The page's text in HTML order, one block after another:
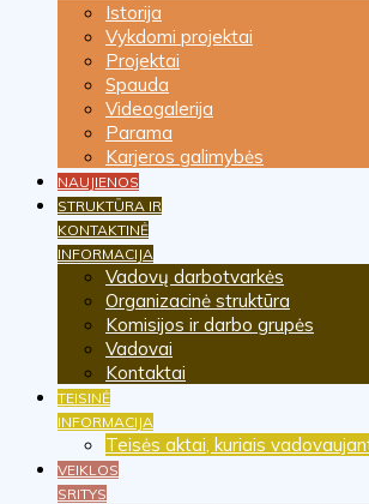
Istorija
Vykdomi projektai
Projektai
Spauda
Videogalerija
Parama
Karjeros galimybės
NAUJIENOS
STRUKTŪRA IR
KONTAKTINĖ
INFORMACIJA
Vadovų darbotvarkės
Organizacinė struktūra
Komisijos ir darbo grupės
Vadovai
Kontaktai
TEISINĖ
INFORMACIJA
Teisės aktai, kuriais
VEIKLOS
SRITYS